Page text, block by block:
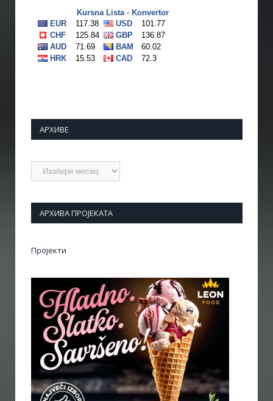
АРХИВЕ
Архиве
АРХИВА ПРОЈЕКАТА
Пројекти